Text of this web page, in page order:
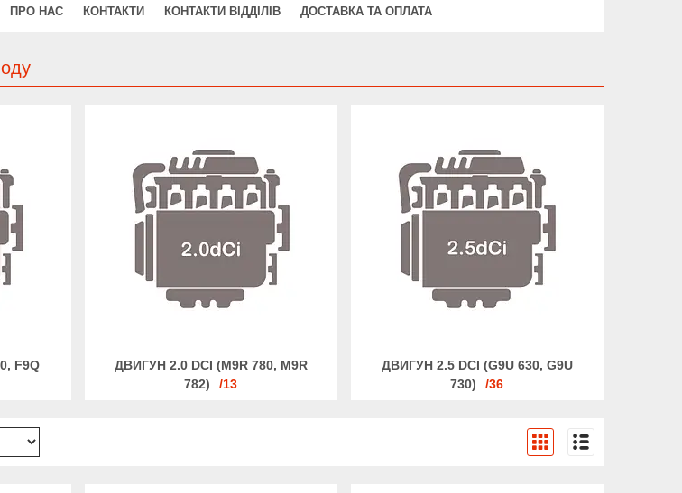
ПРО НАС КОНТАКТИ КОНТАКТИ ВІДДІЛІВ ДОСТАВКА ТА ОПЛАТА
F9Q
ДВИГУН 2.0 DCI (M9R 780, M9R
782)
13
ДВИГУН 2.5 DCI (G9U 630, G9U
730)
36